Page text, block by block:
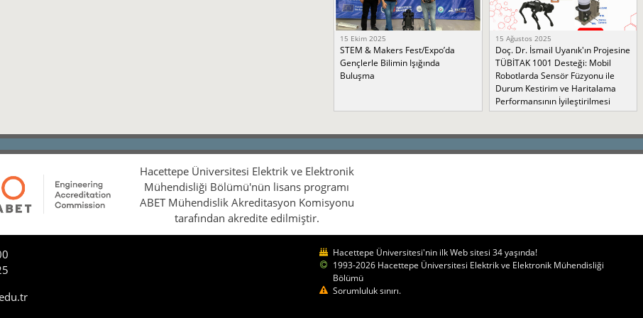
15 Ekim 2025
STEM & Makers Fest/Expo’da
Gençlerle Bilimin Işığında
Buluşma
15 Ağustos 2025
Doç. Dr. İsmail Uyanık'ın Projesine
TÜBİTAK 1001 Desteği: Mobil
Robotlarda Sensör Füzyonu ile
Durum Kestirim ve Haritalama
Performansının İyileştirilmesi
Hacettepe Üniversitesi Elektrik ve Elektronik
Mühendisliği Bölümü'nün lisans programı
ABET Mühendislik Akreditasyon Komisyonu
tarafından akredite edilmiştir.
Hacettepe Üniversitesi'nin ilk Web sitesi 34 yaşında!
1993-2026 Hacettepe Üniversitesi Elektrik ve Elektronik Mühendisliği
Bölümü
Sorumluluk sınırı.